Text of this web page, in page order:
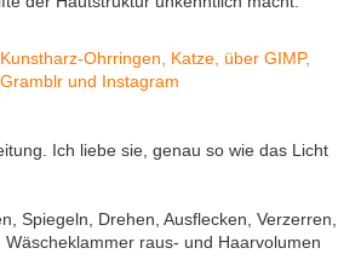
Ich liebe sie, genau so wie das Licht
Spiegeln, Drehen, Ausflecken, Verzerren,
Wäscheklammer raus- und Haarvolumen